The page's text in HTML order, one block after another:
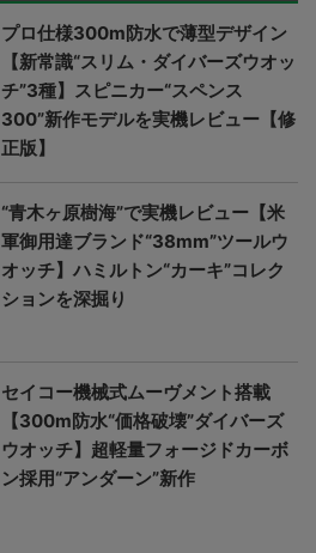
プロ仕様300m防水で薄型デザイン
【新常識“スリム・ダイバーズウオッ
チ”3種】スピニカー“スペンス
300”新作モデルを実機レビュー【修
正版】
“青木ヶ原樹海”で実機レビュー【米
軍御用達ブランド“38mm”ツールウ
オッチ】ハミルトン“カーキ”コレク
ションを深掘り
セイコー機械式ムーヴメント搭載
【300m防水“価格破壊”ダイバーズ
ウオッチ】超軽量フォージドカーボ
ン採用“アンダーン”新作